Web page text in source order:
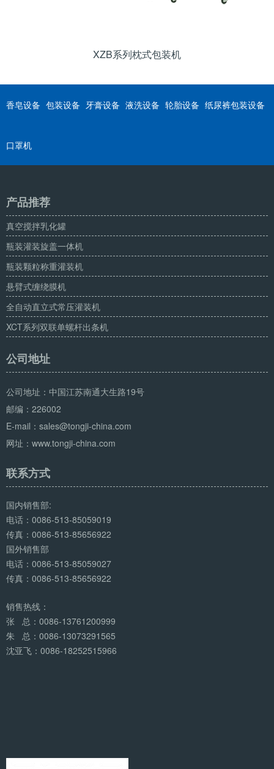
XZB系列枕式包装机
香皂设备 包装设备 牙膏设备 液洗设备 轮胎设备 纸尿裤包装设备
口罩机
产品推荐
真空搅拌乳化罐
瓶装灌装旋盖一体机
瓶装颗粒称重灌装机
悬臂式缠绕膜机
全自动直立式常压灌装机
XCT系列双联单螺杆出条机
公司地址
公司地址：中国江苏南通大生路19号
邮编：226002
E-mail：sales@tongji-china.com
网址：www.tongji-china.com
联系方式
国内销售部:
电话：0086-513-85059019
传真：0086-513-85656922
国外销售部
电话：0086-513-85059027
传真：0086-513-85656922
销售热线：
张 总：0086-13761200999
朱 总：0086-13073291565
沈亚飞：0086-18252515966